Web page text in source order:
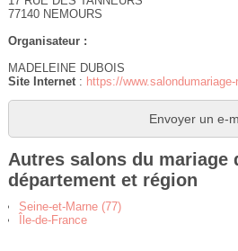
77140 NEMOURS
Organisateur :
MADELEINE DUBOIS
Site Internet: https://
Envoyer un e-
Autres salons du mariage
département et région
Seine-et-Marne (77)
Île-de-France